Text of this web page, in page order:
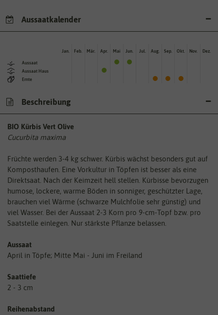
Aussaatkalender
Aussaat
Aussaat Haus
Ernte
Jan. Feb. Mär. Apr. Mai Jun. Jul. Aug. Sep. Okt. Nov. Dez.
Beschreibung
BIO Kürbis Vert Olive
Cucurbita maxima
Früchte werden 3-4 kg schwer. Kürbis wächst besonders gut auf
Komposthaufen. Eine Vorkultur in Töpfen ist besser als eine
Direktsaat. Nach der Keimzeit hell stellen. Kürbisse bevorzugen
humose, lockere, warme Böden in sonniger, geschützter Lage,
brauchen viel Wärme (schwarze Mulchfolie sehr günstig) und
viel Wasser. Bei der Aussaat 2-3 Korn pro 9-cm-Topf bzw. pro
Saatstelle einlegen. Nur stärkste Pflanze belassen.
Aussaat
April in Töpfe; Mitte Mai - Juni im Freiland
Saattiefe
2 - 3 cm
Reihenabstand